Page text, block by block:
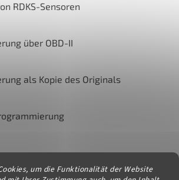
um die Funktionalität der Website
RDKS-Sensoren
über OBD-II
als Kopie des Originals